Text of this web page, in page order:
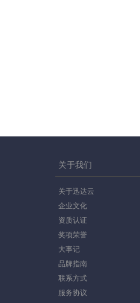
关于我们
关于迅达云
企业文化
资质认证
奖项荣誉
大事记
品牌指南
联系方式
服务协议